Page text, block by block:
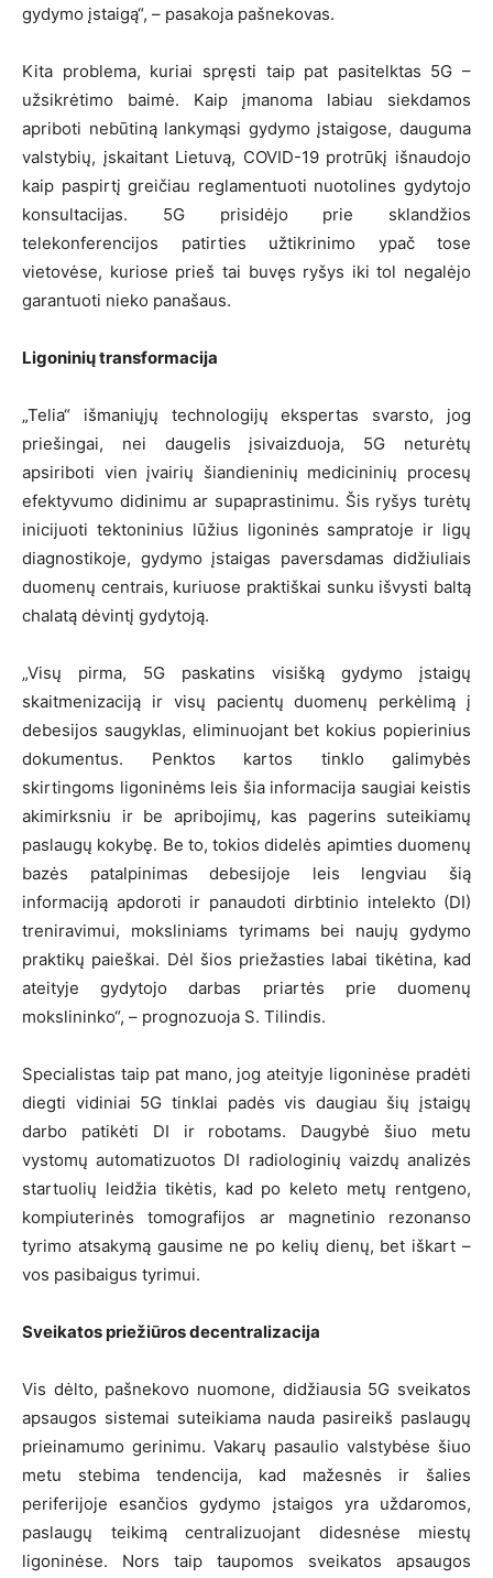
gydymo įstaigą“, – pasakoja pašnekovas.
Kita problema, kuriai spręsti taip pat pasitelktas 5G –
užsikrėtimo baimė. Kaip įmanoma labiau siekdamos
apriboti nebūtiną lankymąsi gydymo įstaigose, dauguma
valstybių, įskaitant Lietuvą, COVID-19 protrūkį išnaudojo
kaip paspirtį greičiau reglamentuoti nuotolines gydytojo
konsultacijas. 5G prisidėjo prie sklandžios
telekonferencijos patirties užtikrinimo ypač tose
vietovėse, kuriose prieš tai buvęs ryšys iki tol negalėjo
garantuoti nieko panašaus.
Ligoninių transformacija
„Telia“ išmaniųjų technologijų ekspertas svarsto, jog
priešingai, nei daugelis įsivaizduoja, 5G neturėtų
apsiriboti vien įvairių šiandieninių medicininių procesų
efektyvumo didinimu ar supaprastinimu. Šis ryšys turėtų
inicijuoti tektoninius lūžius ligoninės sampratoje ir ligų
diagnostikoje, gydymo įstaigas paversdamas didžiuliais
duomenų centrais, kuriuose praktiškai sunku išvysti baltą
chalatą dėvintį gydytoją.
„Visų pirma, 5G paskatins visišką gydymo įstaigų
skaitmenizaciją ir visų pacientų duomenų perkėlimą į
debesijos saugyklas, eliminuojant bet kokius popierinius
dokumentus. Penktos kartos tinklo galimybės
skirtingoms ligoninėms leis šia informacija saugiai keistis
akimirksniu ir be apribojimų, kas pagerins suteikiamų
paslaugų kokybę. Be to, tokios didelės apimties duomenų
bazės patalpinimas debesijoje leis lengviau šią
informaciją apdoroti ir panaudoti dirbtinio intelekto (DI)
treniravimui, moksliniams tyrimams bei naujų gydymo
praktikų paieškai. Dėl šios priežasties labai tikėtina, kad
ateityje gydytojo darbas priartės prie duomenų
mokslininko“, – prognozuoja S. Tilindis.
Specialistas taip pat mano, jog ateityje ligoninėse pradėti
diegti vidiniai 5G tinklai padės vis daugiau šių įstaigų
darbo patikėti DI ir robotams. Daugybė šiuo metu
vystomų automatizuotos DI radiologinių vaizdų analizės
startuolių leidžia tikėtis, kad po keleto metų rentgeno,
kompiuterinės tomografijos ar magnetinio rezonanso
tyrimo atsakymą gausime ne po kelių dienų, bet iškart –
vos pasibaigus tyrimui.
Sveikatos priežiūros decentralizacija
Vis dėlto, pašnekovo nuomone, didžiausia 5G sveikatos
apsaugos sistemai suteikiama nauda pasireikš paslaugų
prieinamumo gerinimu. Vakarų pasaulio valstybėse šiuo
metu stebima tendencija, kad mažesnės ir šalies
periferijoje esančios gydymo įstaigos yra uždaromos,
paslaugų teikimą centralizuojant didesnėse miestų
ligoninėse. Nors taip taupomos sveikatos apsaugos